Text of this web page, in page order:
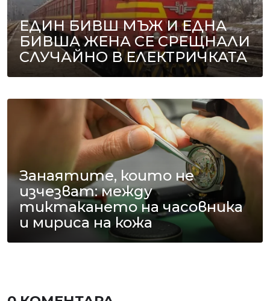
ЕДИН БИВШ МЪЖ И ЕДНА
БИВША ЖЕНА СЕ СРЕЩНАЛИ
СЛУЧАЙНО В ЕЛЕКТРИЧКАТА
Занаятите, които не
изчезват: между
тиктакането на часовника
и мириса на кожа